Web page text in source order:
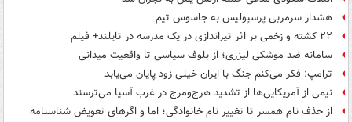
هشدار سرمربی پرسپولیس به جاسوس تیم
۲۲ کشته و زخمی بر اثر تیراندازی در یک مدرسه در تایلند+ فیلم
سامانه ضد موشکی لیزری؛ از بلوف سیاسی تا واقعیت میدانی
ترامپ: فکر می‌کنم جنگ با ایران خیلی زود پایان می‌یابد
نیمی از آمریکایی‌ها از تشدید هرج‌ومرج در غرب آسیا می‌ترسند
از حذف نام همسر تا تغییر نام خانوادگی؛ اما و اگرهای تعویض شناسنامه